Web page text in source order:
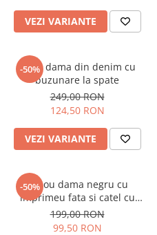
VEZI VARIANTE
-50%
Blugi dama din denim cu
buzunare la spate
249,00 RON
124,50 RON
VEZI VARIANTE
-50%
Tricou dama negru cu
imprimeu fata si catel cu
ochelari
199,00 RON
99,50 RON